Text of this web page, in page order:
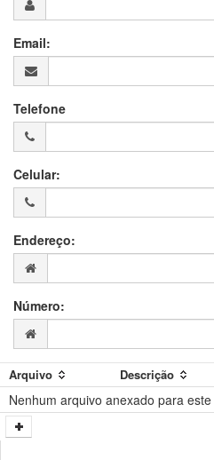
Email:
Telefone
Celular:
Endereço:
Número:
Arquivo Descrição
Nenhum arquivo anexado para